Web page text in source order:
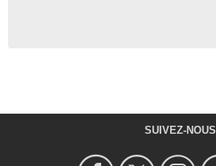
SUIVEZ-NOUS